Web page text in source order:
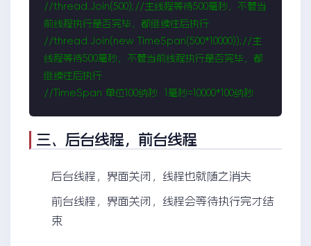
//thread.Join(500); //主线程等待500毫秒，不管当
//thread.Join(new TimeSpan(500*10000)); //主
线程等待500毫秒，不管当前线程执行是否完毕，都
//TimeSpan 单位100纳秒  1毫秒=10000*100纳秒
三、 后台线程，前台线程
后台线程，界面关闭，线程也就随之消失
前台线程，界面关闭，线程会等待执行完才结
束